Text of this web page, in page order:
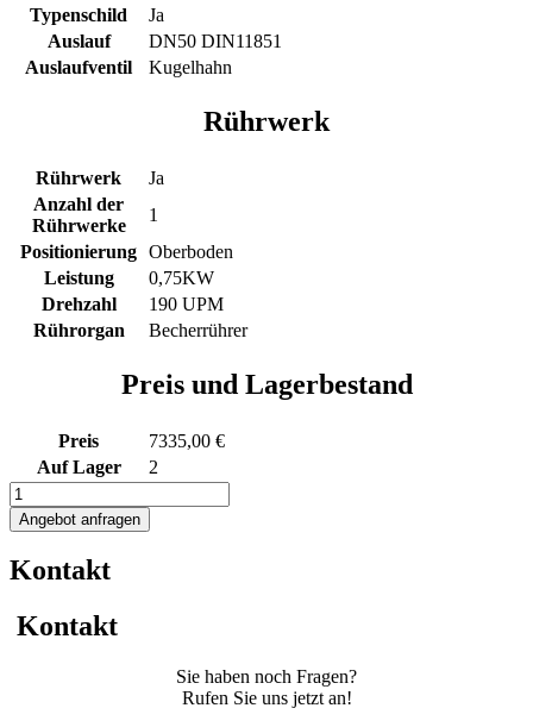
Typenschild
Ja
Auslauf
DN50 DIN11851
Auslaufventil
Kugelhahn
Rührwerk
Rührwerk
Ja
Anzahl der
Rührwerke
1
Positionierung Oberboden
Leistung
0,75KW
Drehzahl
190 UPM
Rührorgan
Becherrührer
Preis und Lagerbestand
Preis
7335,00 €
Auf Lager
2
1214L
Rührwerksbehälter
mit
Becherrührwerk
Menge
Angebot anfragen
Kontakt
Kontakt
Sie haben noch Fragen?
Rufen Sie uns jetzt an!